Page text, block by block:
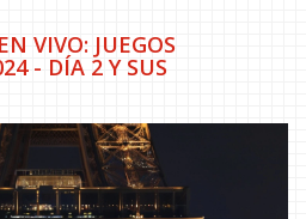
VIVO: JUEGOS
- DÍA 2 Y SUS